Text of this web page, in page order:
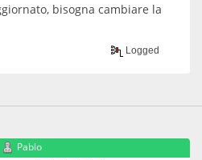
bisogna cambiare la
Logged
Pablo